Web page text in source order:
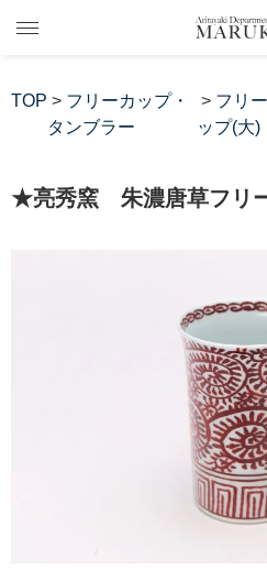
TOP > フリーカップ・
タンブラー
> フリ
ップ(大)
★亮秀窯 朱濃唐草フリ